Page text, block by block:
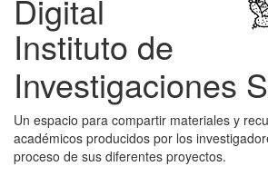
Digital
Instituto de
Investigaciones
Un espacio para compartir materiales y
académicos producidos por los
proceso de sus diferentes proyectos.